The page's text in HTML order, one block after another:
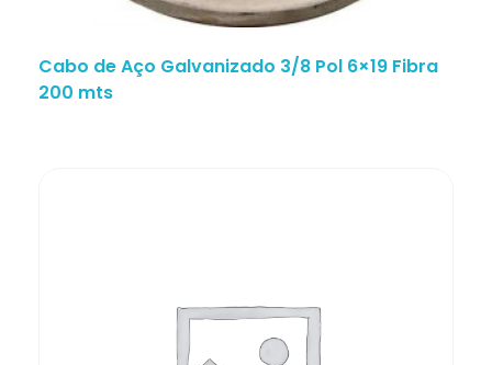
Cabo de Aço Galvanizado 3/8 Pol 6×19 Fibra
200 mts